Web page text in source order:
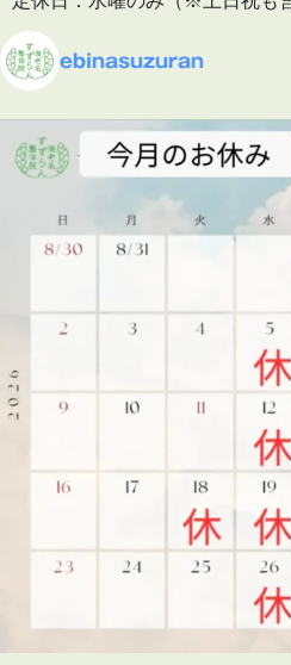
🕒 予約受付
平日 10:00〜19:30
土日祝 9:00〜16:00
▶ 施術内容・院内の雰囲気はこ
プロフィールのリンクからご覧
Photo
View on Facebook
6 days ago
👦✨キッズタウン2026に参加し
7月29日、海老名市民活動セン
た「キッズタウン2026」に、
ebinasuzuran